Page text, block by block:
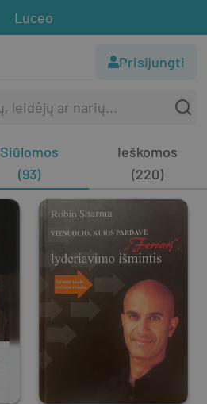
Luceo
Prisijungti
Siūlomos
(93)
Ieškomos
(220)